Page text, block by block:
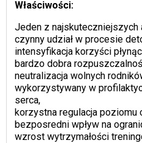
Właściwości:
Jeden z najskuteczniejszych
czynny udział w procesie
intensyfikacja korzyści
bardzo dobra
neutralizacja wolnych
wykorzystywany w
serca,
korzystna regulacja poziomu
bezposredni wpływ na
wzrost wytrzymałości